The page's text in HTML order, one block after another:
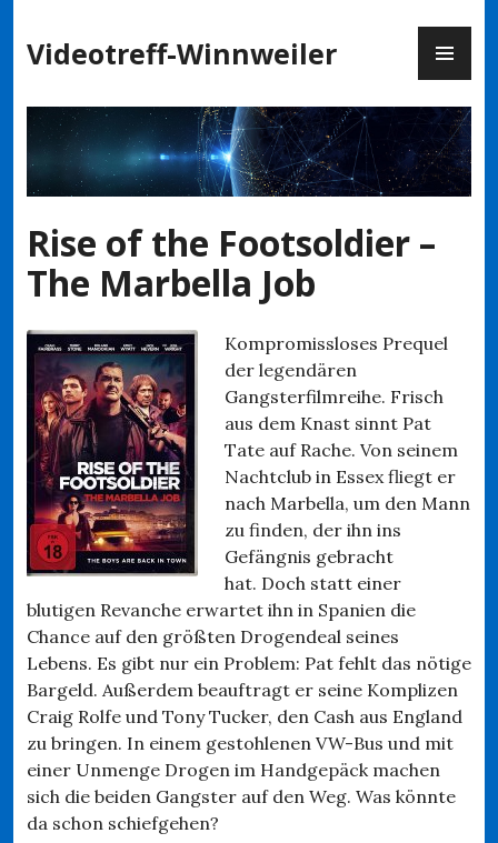
Inhalt
springen
Videotreff-Winnweiler
Rise of the Footsoldier –
The Marbella Job
Kompromissloses Prequel
der legendären
Gangsterfilmreihe. Frisch
aus dem Knast sinnt Pat
Tate auf Rache. Von seinem
Nachtclub in Essex fliegt er
nach Marbella, um den Mann
zu finden, der ihn ins
Gefängnis gebracht
hat. Doch statt einer
blutigen Revanche erwartet ihn in Spanien die
Chance auf den größten Drogendeal seines
Lebens. Es gibt nur ein Problem: Pat fehlt das nötige
Bargeld. Außerdem beauftragt er seine Komplizen
Craig Rolfe und Tony Tucker, den Cash aus England
zu bringen. In einem gestohlenen VW-Bus und mit
einer Unmenge Drogen im Handgepäck machen
sich die beiden Gangster auf den Weg. Was könnte
da schon schiefgehen?